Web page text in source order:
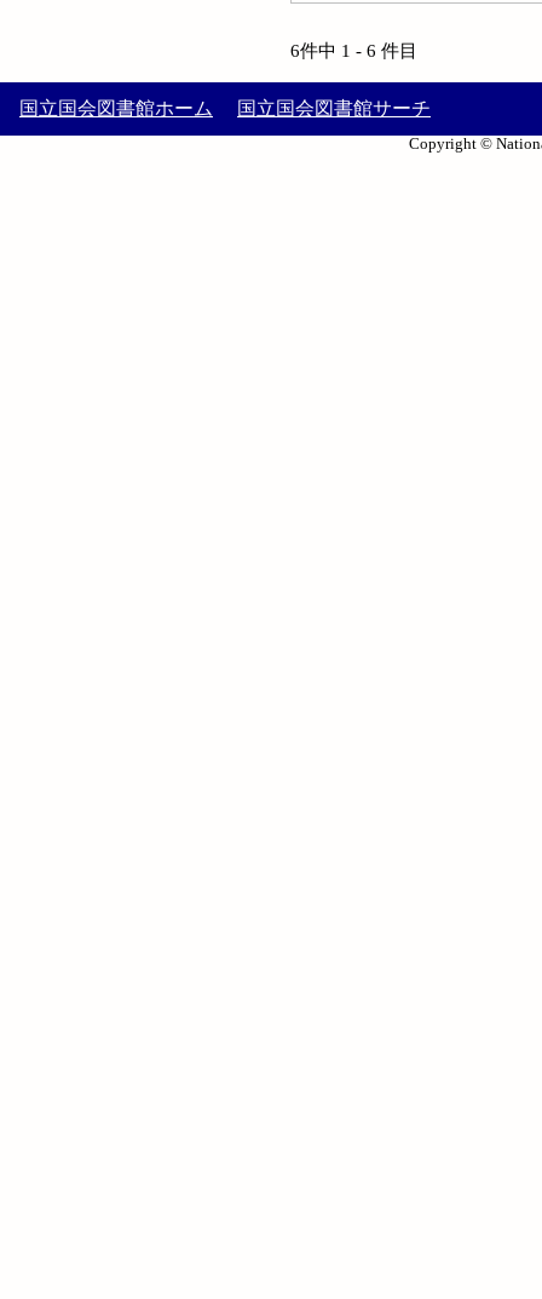
6件中 1 - 6 件目
国立国会図書館ホーム 国立国会図書館サーチ
Copyright ©